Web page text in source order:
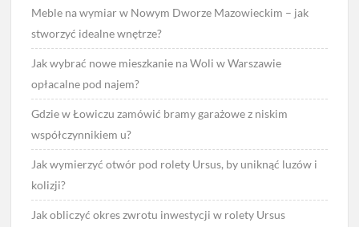
Meble na wymiar w Nowym Dworze Mazowieckim – jak
stworzyć idealne wnętrze?
Jak wybrać nowe mieszkanie na Woli w Warszawie
opłacalne pod najem?
Gdzie w Łowiczu zamówić bramy garażowe z niskim
współczynnikiem u?
Jak wymierzyć otwór pod rolety Ursus, by uniknąć luzów i
kolizji?
Jak obliczyć okres zwrotu inwestycji w rolety Ursus